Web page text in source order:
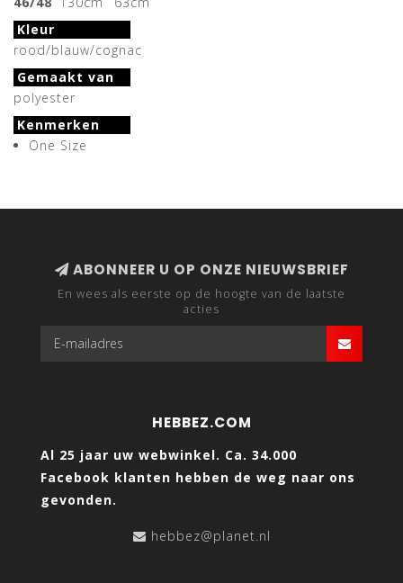
Kleur
rood/blauw/cognac
Gemaakt van
polyester
Kenmerken
One Size
ABONNEER U OP ONZE NIEUWSBRIEF
En wees als eerste op de hoogte van de laatste
acties
HEBBEZ.COM
Al 25 jaar uw webwinkel. Ca. 34.000
Facebook klanten hebben de weg naar ons
gevonden.
hebbez@planet.nl